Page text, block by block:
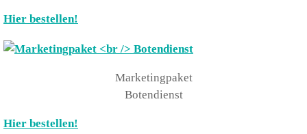
Hier bestellen!
Marketingpaket
Botendienst
Hier bestellen!